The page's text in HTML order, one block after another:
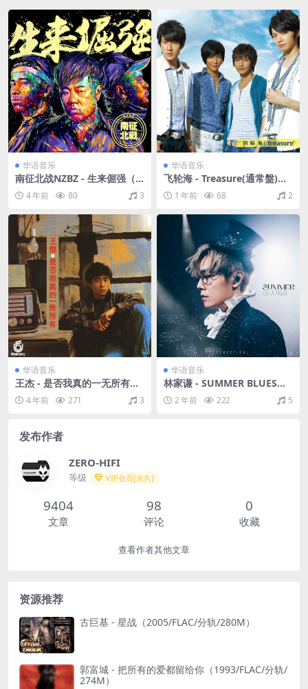
华语音乐
南征北战NZBZ - 生来倔强（2
017/FLAC/分轨/318M）
4 年前 80 3
华语音乐
飞轮海 - Treasure(通常盤)（2
008/FLAC/EP分轨/133M）
1 年前 68 2
华语音乐
王杰 - 是否我真的一无所有
（1989/FLAC/分轨/277M）
4 年前 271 3
华语音乐
林家谦 - SUMMER BLUES（2
023/FLAC/分轨/1.18G）
2 年前 222 5
发布作者
ZERO-HIFI
等级 VIP会员[永久]
9404
文章
98
评论
0
收藏
查看作者其他文章
资源推荐
古巨基 - 星战（2005/FLAC/分轨/280M）
郭富城 - 把所有的爱都留给你（1993/FLAC/分轨/
274M）